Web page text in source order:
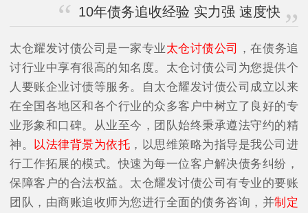
10年债务追收经验 实力强 速度快
太仓耀发讨债公司是一家专业太仓讨债公司
，在债务追
讨行业中享有很高的知名度。太仓讨债公司为您提供个
人要账企业讨债等服务。自太仓耀发讨债公司成立以来
在全国各地区和各个行业的众多客户中树立了良好的专
业形象和口碑。从业至今，团队始终秉承遵法守约的精
神。
以法律背景为依托 ，以思维策略为指导是我公司进
行工作拓展的模式。快速为每一位客户解决债务纠纷，
保障客户的合法权益。太仓耀发讨债公司有专业的要账
团队，由商账追收师为您进行全面的债务咨询，并制定